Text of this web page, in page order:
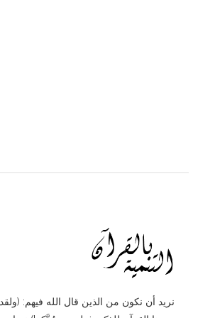
نريد أن نكون من الذين قال الله فيهم: (ولقد